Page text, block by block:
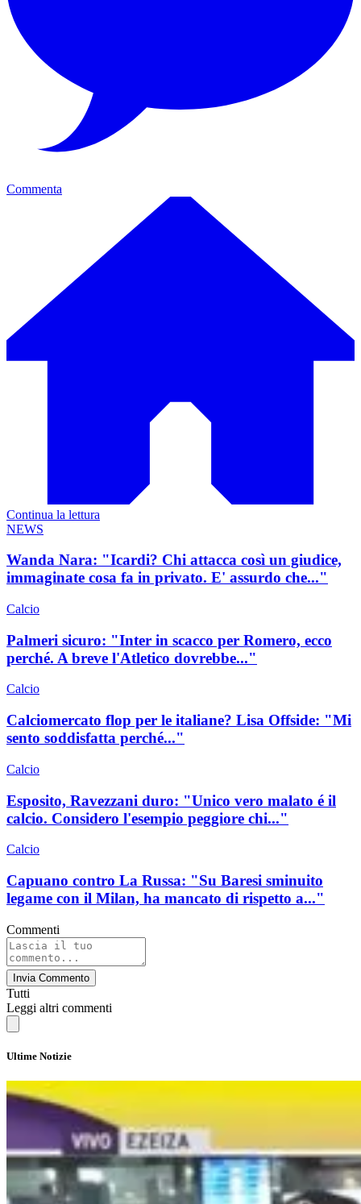
Commenta
Continua la lettura
NEWS
Wanda Nara: "Icardi? Chi attacca così un giudice,
immaginate cosa fa in privato. E' assurdo che..."
Calcio
Palmeri sicuro: "Inter in scacco per Romero, ecco
perché. A breve l'Atletico dovrebbe..."
Calcio
Calciomercato flop per le italiane? Lisa Offside: "Mi
sento soddisfatta perché..."
Calcio
Esposito, Ravezzani duro: "Unico vero malato é il
calcio. Considero l'esempio peggiore chi..."
Calcio
Capuano contro La Russa: "Su Baresi sminuito
legame con il Milan, ha mancato di rispetto a..."
Commenti
Invia Commento
Tutti
Leggi altri commenti
Ultime Notizie